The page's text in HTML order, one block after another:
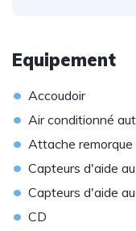
Equipement
• Accoudoir
• Air conditionné
• Attache remorque
• Capteurs d'aide
• Capteurs d'aide
• CD